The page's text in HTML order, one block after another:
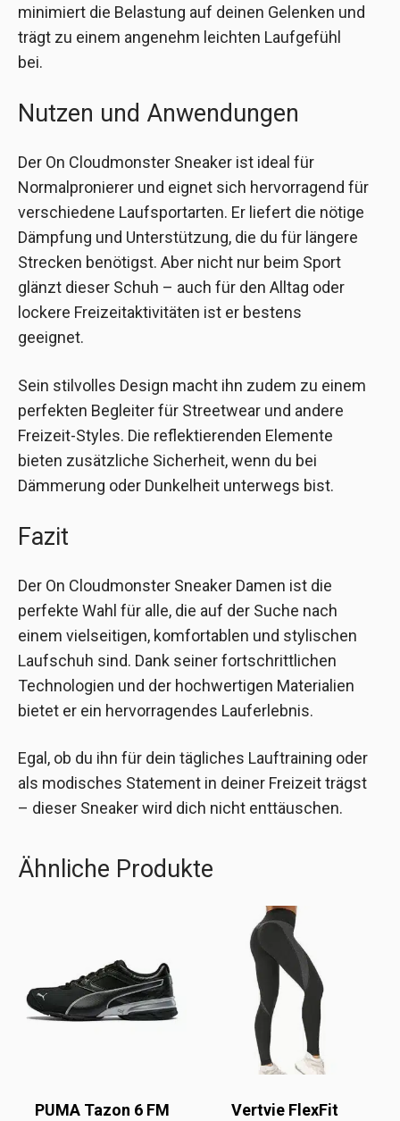
minimiert die Belastung auf deinen Gelenken und
trägt zu einem angenehm leichten Laufgefühl
bei.
Nutzen und Anwendungen
Der On Cloudmonster Sneaker ist ideal für
Normalpronierer und eignet sich hervorragend für
verschiedene Laufsportarten. Er liefert die nötige
Dämpfung und Unterstützung, die du für längere
Strecken benötigst. Aber nicht nur beim Sport
glänzt dieser Schuh – auch für den Alltag oder
lockere Freizeitaktivitäten ist er bestens
geeignet.
Sein stilvolles Design macht ihn zudem zu einem
perfekten Begleiter für Streetwear und andere
Freizeit-Styles. Die reflektierenden Elemente
bieten zusätzliche Sicherheit, wenn du bei
Dämmerung oder Dunkelheit unterwegs bist.
Fazit
Der On Cloudmonster Sneaker Damen ist die
perfekte Wahl für alle, die auf der Suche nach
einem vielseitigen, komfortablen und stylischen
Laufschuh sind. Dank seiner fortschrittlichen
Technologien und der hochwertigen Materialien
bietet er ein hervorragendes Lauferlebnis.
Egal, ob du ihn für dein tägliches Lauftraining oder
als modisches Statement in deiner Freizeit trägst
– dieser Sneaker wird dich nicht enttäuschen.
Ähnliche Produkte
PUMA Tazon 6 FM
Vertvie FlexFit